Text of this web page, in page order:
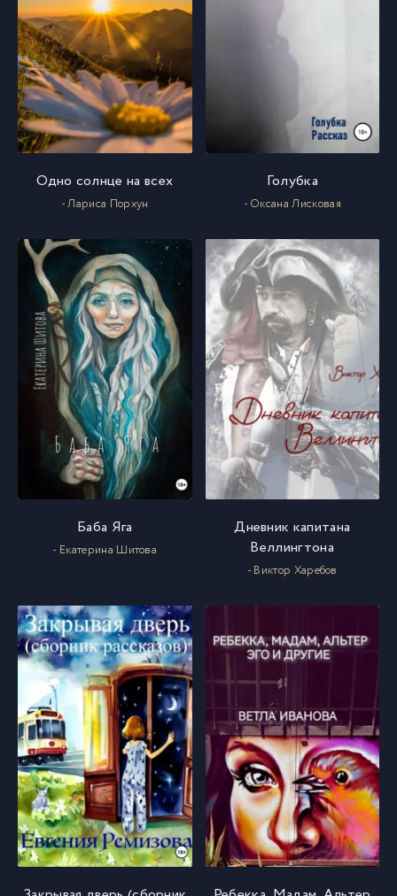
Одно солнце на всех
- Лариса Порхун
Голубка
- Оксана Лисковая
Баба Яга
- Екатерина Шитова
Дневник капитана
Веллингтона
- Виктор Харебов